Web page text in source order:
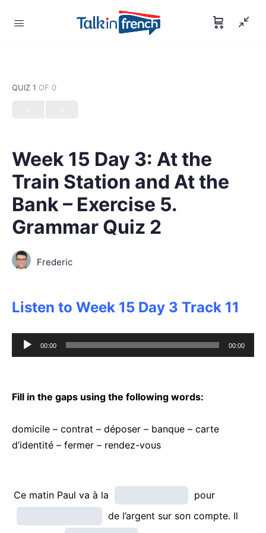
QUIZ 1 OF 0
Week 15 Day 3: At the
Train Station and At the
Bank – Exercise 5.
Grammar Quiz 2
Frederic
Listen to Week 15 Day 3 Track 11
Audio
Player
00:00 00:00
Fill in the gaps using the following words:
domicile – contrat – déposer – banque – carte
d’identité – fermer – rendez-vous
Ce matin Paul va à la
pour
de l’argent sur son compte. Il